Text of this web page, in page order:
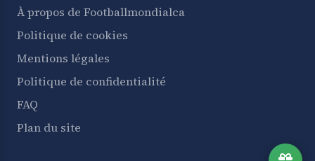
À propos de Footballmondialca
Politique de cookies
Mentions légales
Politique de confidentialité
FAQ
Plan du site